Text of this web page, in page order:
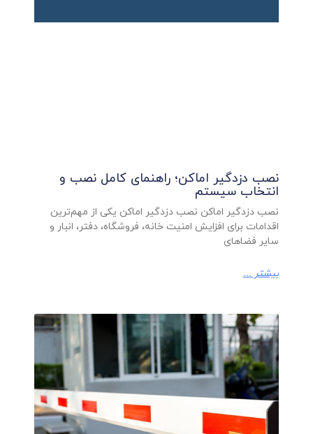
نصب دزدگیر اماکن؛ راهنمای کامل نصب و
انتخاب سیستم
نصب دزدگیر اماکن نصب دزدگیر اماکن یکی از مهم‌ترین
اقدامات برای افزایش امنیت خانه، فروشگاه، دفتر، انبار و
سایر فضاهای
بیشتر ...